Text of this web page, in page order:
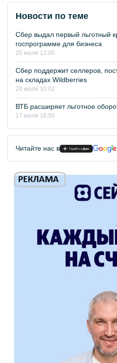
Новости по теме
Сбер выдал первый льготный
госпрограмме для бизнеса
20 июля 12:00
Сбер поддержит селлеров,
на складах Wildberries
20 июля 10:02
ВТБ расширяет льготное
17 июля 16:50
Читайте нас в